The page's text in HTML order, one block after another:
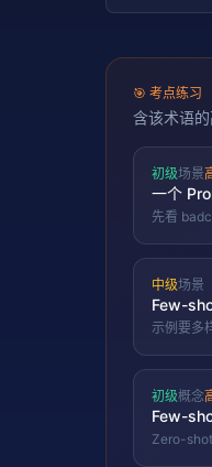
🎯 考点练习
含该术语的
初级场景
一个
先看
中级场景
Few-
示例要多
初级概念
Few-
Zero-